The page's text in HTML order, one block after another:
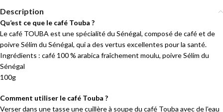
Description
Qu’est ce que le café Touba ?
Le café TOUBA est une spécialité du Sénégal, composé de café et de
poivre Sélim du Sénégal, qui a des vertus excellentes pour la santé.
Ingrédients : café 100 % arabica fraîchement moulu, poivre Sélim du
Sénégal
100g
Comment utiliser le café Touba ?
Verser dans une tasse une cuillère à soupe du café Touba avec de l’eau